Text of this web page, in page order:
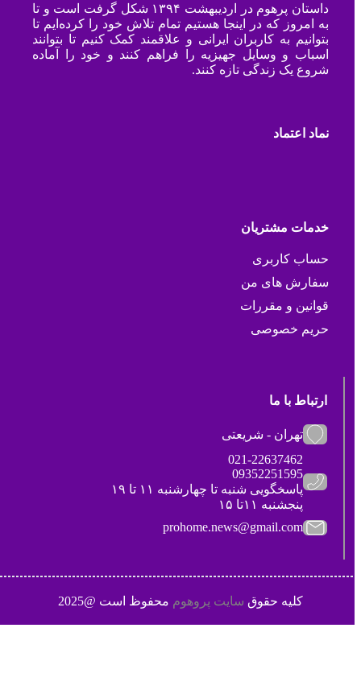
داستان پرهوم در اردیبهشت ۱۳۹۴ شکل گرفت است و تا
به امروز که در اینجا هستیم تمام تلاش خود را کرده‌ایم تا
بتوانیم به کاربران ایرانی و علاقمند کمک کنیم تا بتوانند
اسباب و وسایل جهیزیه را فراهم کنند و خود را آماده
شروع یک زندگی تازه کنند.
نماد اعتماد
خدمات مشتریان
حساب کاربری
سفارش های من
قوانین و مقررات
حریم خصوصی
ارتباط با ما
تهران - شریعتی
021-22637462
09352251595
پاسخگویی شنبه تا چهارشنبه ۱۱ تا ۱۹
پنجشنبه ۱۱تا ۱۵
prohome.news@gmail.com
کلیه حقوقسایت پروهوممحفوظ است @2025